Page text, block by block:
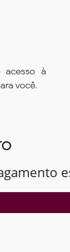
acesso à
você.